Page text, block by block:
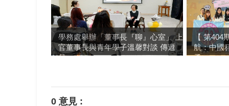
學務處舉辦「董事長『聊』心室」 上
官董事長與青年學子溫馨對談 傳遞
品...
【 第404
航：中國
勇...
0 意見 :